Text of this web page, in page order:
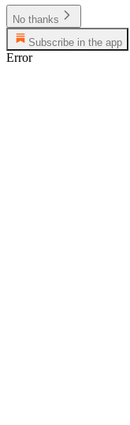
No thanks
Subscribe in the app
Error